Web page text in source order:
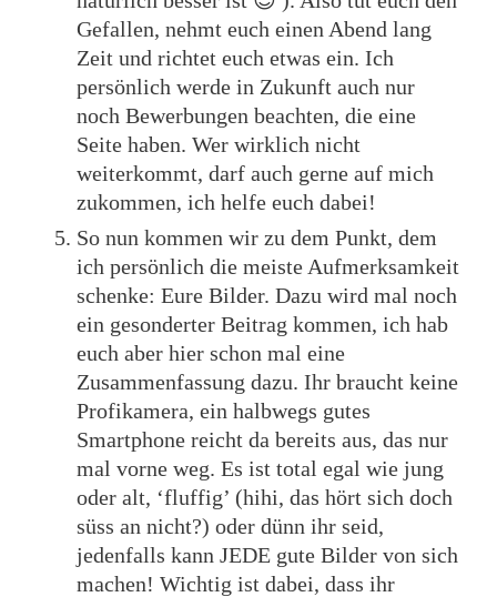
Gefallen, nehmt euch einen Abend lang
Zeit und richtet euch etwas ein. Ich
persönlich werde in Zukunft auch nur
noch Bewerbungen beachten, die eine
Seite haben. Wer wirklich nicht
weiterkommt, darf auch gerne auf mich
zukommen, ich helfe euch dabei!
So nun kommen wir zu dem Punkt, dem
ich persönlich die meiste Aufmerksamkeit
schenke: Eure Bilder. Dazu wird mal noch
ein gesonderter Beitrag kommen, ich hab
euch aber hier schon mal eine
Zusammenfassung dazu. Ihr braucht keine
Profikamera, ein halbwegs gutes
Smartphone reicht da bereits aus, das nur
mal vorne weg. Es ist total egal wie jung
oder alt, ‘fluffig’ (hihi, das hört sich doch
süss an nicht?) oder dünn ihr seid,
jedenfalls kann JEDE gute Bilder von sich
machen! Wichtig ist dabei, dass ihr